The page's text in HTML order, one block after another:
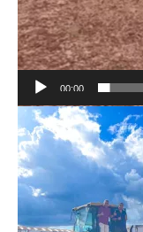
00:00